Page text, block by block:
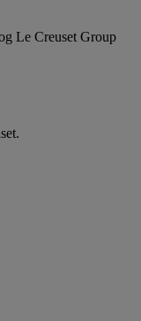
Le Creuset Group